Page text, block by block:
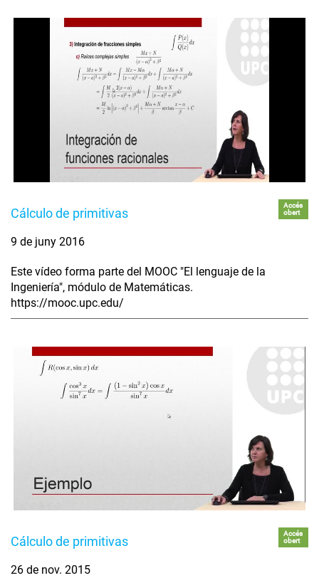
Cálculo de primitivas
Accés
obert
9 de juny 2016
Este vídeo forma parte del MOOC "El lenguaje de la
Ingeniería", módulo de Matemáticas.
https://mooc.upc.edu/
Cálculo de primitivas
Accés
obert
26 de nov. 2015